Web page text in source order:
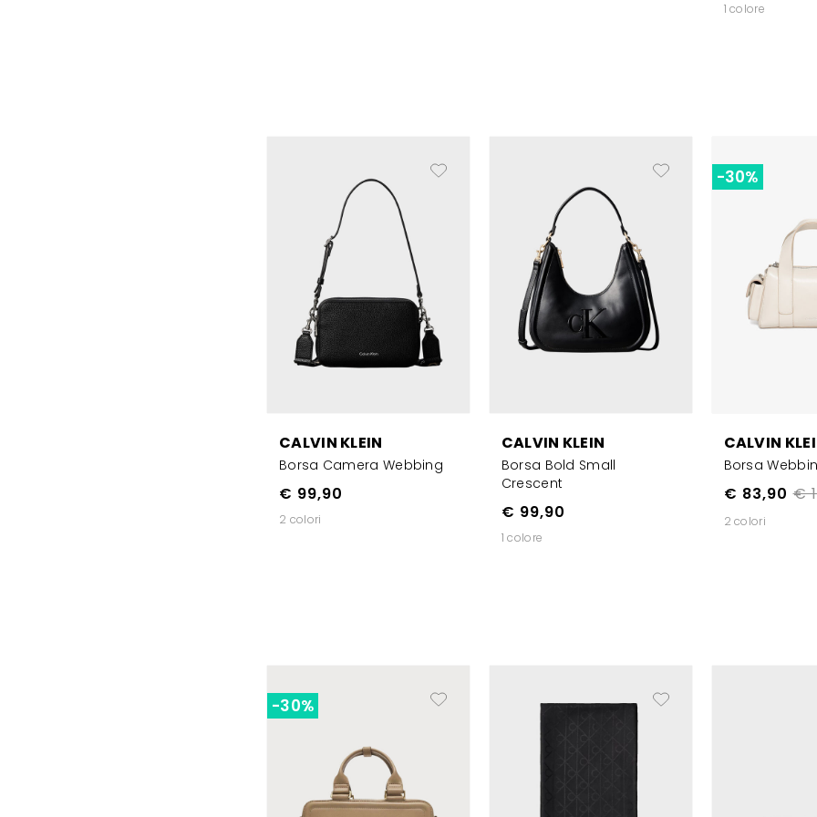
1 colore
CALVIN KLEIN
Borsa Camera Webbing
€ 99,90
2 colori
CALVIN KLEIN
Borsa Bold Small
Crescent
€ 99,90
1 colore
CALVIN
Borsa
€
€ 83,90
-30%
2 colori
-30%